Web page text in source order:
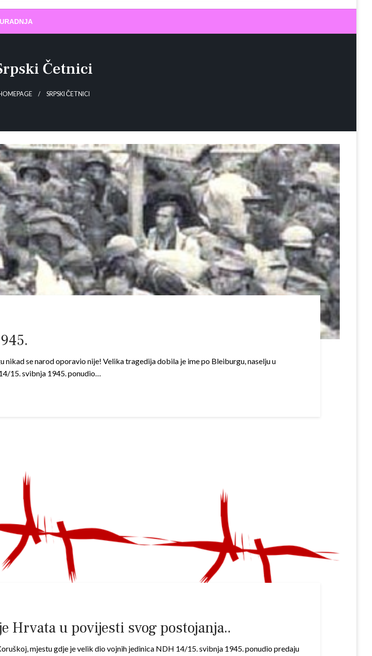
Četnici
SRPSKI ČETNICI
se narod oporavio nije! Velika tragedija dobila je ime po Bleiburgu, naselju u
15. svibnja 1945. ponudio…
Hrvata u povijesti svog postojanja..
mjestu gdje je velik dio vojnih jedinica NDH 14/15. svibnja 1945. ponudio predaju